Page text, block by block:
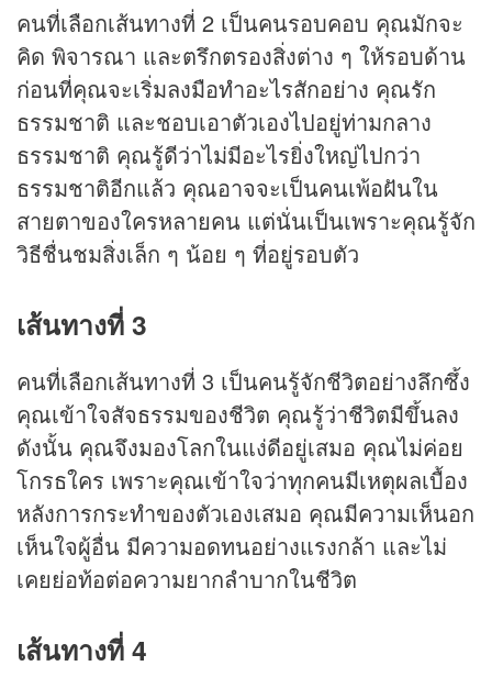
คนที่เลือกเส้นทางที่ 2 เป็นคนรอบคอบ คุณมักจะ
คิด พิจารณา และตรึกตรองสิ่งต่าง ๆ ให้รอบด้าน
ก่อนที่คุณจะเริ่มลงมือทำอะไรสักอย่าง คุณรัก
ธรรมชาติ และชอบเอาตัวเองไปอยู่ท่ามกลาง
ธรรมชาติ คุณรู้ดีว่าไม่มีอะไรยิ่งใหญ่ไปกว่า
ธรรมชาติอีกแล้ว คุณอาจจะเป็นคนเพ้อฝันใน
สายตาของใครหลายคน แต่นั่นเป็นเพราะคุณรู้จัก
วิธีชื่นชมสิ่งเล็ก ๆ น้อย ๆ ที่อยู่รอบตัว
เส้นทางที่ 3
คนที่เลือกเส้นทางที่ 3 เป็นคนรู้จักชีวิตอย่างลึกซึ้ง
คุณเข้าใจสัจธรรมของชีวิต คุณรู้ว่าชีวิตมีขึ้นลง
ดังนั้น คุณจึงมองโลกในแง่ดีอยู่เสมอ คุณไม่ค่อย
โกรธใคร เพราะคุณเข้าใจว่าทุกคนมีเหตุผลเบื้อง
หลังการกระทำของตัวเองเสมอ คุณมีความเห็นอก
เห็นใจผู้อื่น มีความอดทนอย่างแรงกล้า และไม่
เคยย่อท้อต่อความยากลำบากในชีวิต
เส้นทางที่ 4